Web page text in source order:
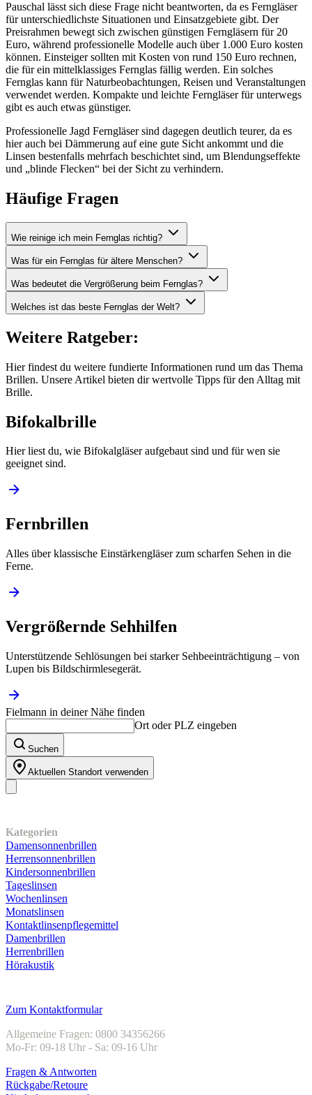
Pauschal lässt sich diese Frage nicht beantworten, da es Ferngläser
für unterschiedlichste Situationen und Einsatzgebiete gibt. Der
Preisrahmen bewegt sich zwischen günstigen Ferngläsern für 20
Euro, während professionelle Modelle auch über 1.000 Euro kosten
können. Einsteiger sollten mit Kosten von rund 150 Euro rechnen,
die für ein mittelklassiges Fernglas fällig werden. Ein solches
Fernglas kann für Naturbeobachtungen, Reisen und Veranstaltungen
verwendet werden. Kompakte und leichte Ferngläser für unterwegs
gibt es auch etwas günstiger.
Professionelle Jagd Ferngläser sind dagegen deutlich teurer, da es
hier auch bei Dämmerung auf eine gute Sicht ankommt und die
Linsen bestenfalls mehrfach beschichtet sind, um Blendungseffekte
und „blinde Flecken“ bei der Sicht zu verhindern.
Häufige Fragen
Wie reinige ich mein Fernglas richtig?
Was für ein Fernglas für ältere Menschen?
Was bedeutet die Vergrößerung beim Fernglas?
Welches ist das beste Fernglas der Welt?
Weitere Ratgeber:
Hier findest du weitere fundierte Informationen rund um das Thema
Brillen. Unsere Artikel bieten dir wertvolle Tipps für den Alltag mit
Brille.
Bifokalbrille
Hier liest du, wie Bifokalgläser aufgebaut sind und für wen sie
geeignet sind.
Fernbrillen
Alles über klassische Einstärkengläser zum scharfen Sehen in die
Ferne.
Vergrößernde Sehhilfen
Unterstützende Sehlösungen bei starker Sehbeeinträchtigung – von
Lupen bis Bildschirmlesegerät.
Fielmann in deiner Nähe finden
Ort oder PLZ eingeben
Suchen
Aktuellen Standort verwenden
Kategorien
Damensonnenbrillen
Herrensonnenbrillen
Kindersonnenbrillen
Tageslinsen
Wochenlinsen
Monatslinsen
Kontaktlinsenpflegemittel
Damenbrillen
Herrenbrillen
Hörakustik
Zum Kontaktformular
Allgemeine Fragen: 0800 34356266
Mo-Fr: 09-18 Uhr - Sa: 09-16 Uhr
Fragen & Antworten
Rückgabe/Retoure